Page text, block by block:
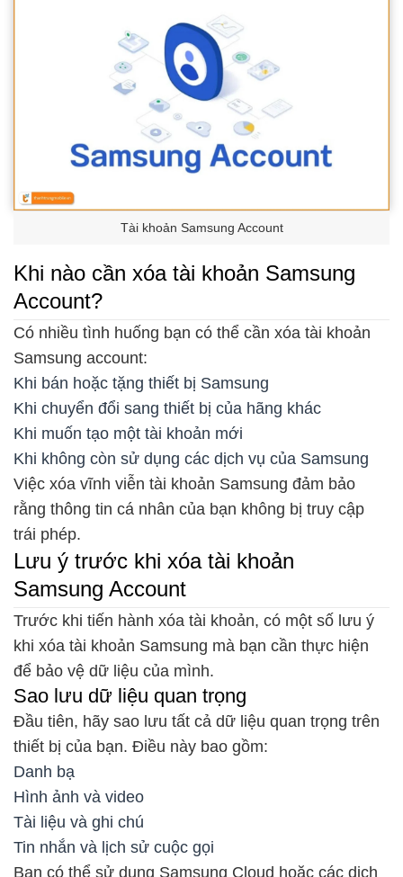
Tài khoản Samsung Account
Khi nào cần xóa tài khoản Samsung
Account?
Có nhiều tình huống bạn có thể cần xóa tài khoản
Samsung account:
Khi bán hoặc tặng thiết bị Samsung
Khi chuyển đổi sang thiết bị của hãng khác
Khi muốn tạo một tài khoản mới
Khi không còn sử dụng các dịch vụ của Samsung
Việc xóa vĩnh viễn tài khoản Samsung đảm bảo
rằng thông tin cá nhân của bạn không bị truy cập
trái phép.
Lưu ý trước khi xóa tài khoản
Samsung Account
Trước khi tiến hành xóa tài khoản, có một số lưu ý
khi xóa tài khoản Samsung mà bạn cần thực hiện
để bảo vệ dữ liệu của mình.
Sao lưu dữ liệu quan trọng
Đầu tiên, hãy sao lưu tất cả dữ liệu quan trọng trên
thiết bị của bạn. Điều này bao gồm:
Danh bạ
Hình ảnh và video
Tài liệu và ghi chú
Tin nhắn và lịch sử cuộc gọi
Bạn có thể sử dụng Samsung Cloud hoặc các dịch